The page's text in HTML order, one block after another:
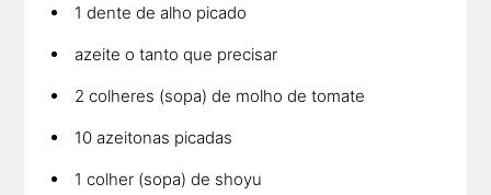
1 dente de alho picado
azeite o tanto que precisar
2 colheres (sopa) de molho de tomate
10 azeitonas picadas
1 colher (sopa) de shoyu